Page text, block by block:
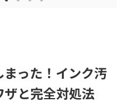
った！インク汚
と完全対処法